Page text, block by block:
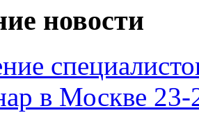
новости
в Москве 23-